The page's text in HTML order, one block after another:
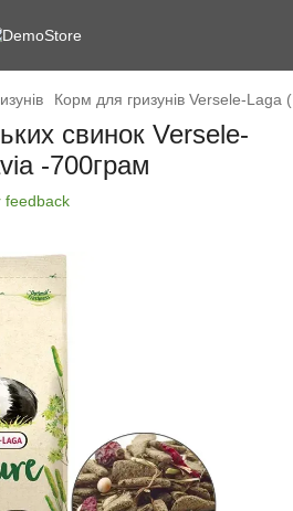
Корм для гризунів Versele-Laga
свинок Versele-
-700грам
feedback